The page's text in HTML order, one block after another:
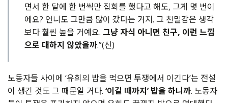
면서 한 달에 한 번씩만 집회를 했다고 해도, 그게 몇 번이
에요? 언니도 그만큼 많이 갔다는 거지. 그 친밀감은 생각
보다 훨씬 높을 거예요. 그냥 자식 아니면 친구, 이런 느낌
으로 대하지 않았을까.”(신)
노동자들 사이에 ‘유희의 밥을 먹으면 투쟁에서 이긴다’는 전설
이 생긴 것도 그 때문일 거다. ‘이길 때까지’ 밥을 하니까. 노동자